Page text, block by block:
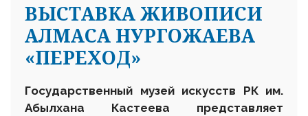
ВЫСТАВКА ЖИВОПИСИ
АЛМАСА НУРГОЖАЕВА
«ПЕРЕХОД»
Государственный музей искусств РК им.
Абылхана Кастеева представляет